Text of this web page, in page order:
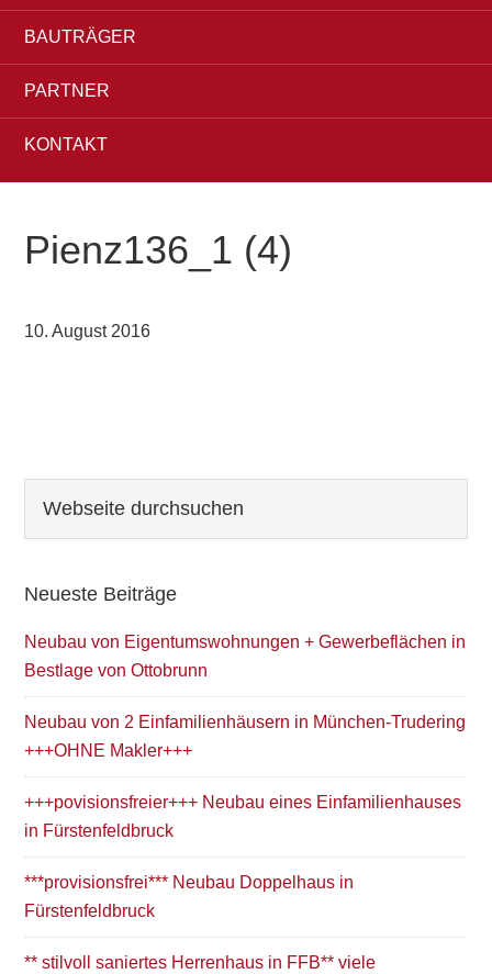
BAUTRÄGER
PARTNER
KONTAKT
Pienz136_1 (4)
10. August 2016
Seitenspalte
durchsuchen
Neueste Beiträge
Neubau von Eigentumswohnungen + Gewerbeflächen in
Bestlage von Ottobrunn
Neubau von 2 Einfamilienhäusern in München-Trudering
+++OHNE Makler+++
+++povisionsfreier+++ Neubau eines Einfamilienhauses
in Fürstenfeldbruck
***provisionsfrei*** Neubau Doppelhaus in
Fürstenfeldbruck
** stilvoll saniertes Herrenhaus in FFB** viele